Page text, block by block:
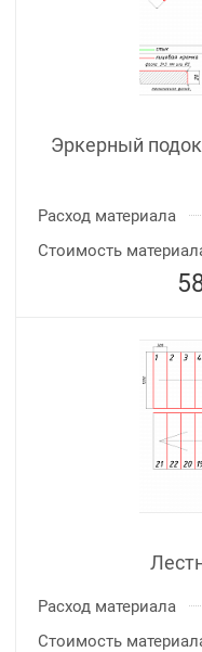
Эркерный
Расход материала
Стоимость
Расход материала
Стоимость